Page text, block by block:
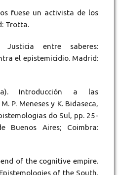
fuese un activista de los
Trotta.
entre saberes:
el epistemicidio. Madrid:
Introducción a las
P. Meneses y K. Bidaseca,
do Sul, pp. 25-
Buenos Aires; Coimbra:
of the cognitive empire.
of the South.